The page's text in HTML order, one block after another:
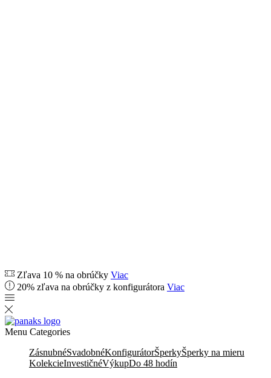
Zľava 10 % na obrúčky Viac
20% zľava na obrúčky z konfigurátora Viac
Menu Categories
ZásnubnéSvadobnéKonfigurátorŠperkyŠperky na mieru
KolekcieInvestičnéVýkupDo 48 hodín